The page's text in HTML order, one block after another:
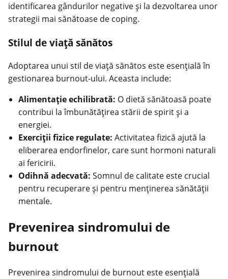
identificarea gândurilor negative și la dezvoltarea unor
strategii mai sănătoase de coping.
Stilul de viață sănătos
Adoptarea unui stil de viață sănătos este esențială în
gestionarea burnout-ului. Aceasta include:
Alimentație echilibrată: O dietă sănătoasă poate
contribui la îmbunătățirea stării de spirit și a
energiei.
Exerciții fizice regulate: Activitatea fizică ajută la
eliberarea endorfinelor, care sunt hormoni naturali
ai fericirii.
Odihnă adecvată: Somnul de calitate este crucial
pentru recuperare și pentru menținerea sănătății
mentale.
Prevenirea sindromului de
burnout
Prevenirea sindromului de burnout este esențială